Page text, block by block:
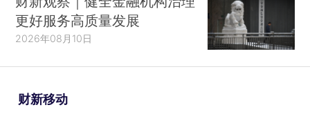
更好服务高质量发展
2026年08月10日
财新移动